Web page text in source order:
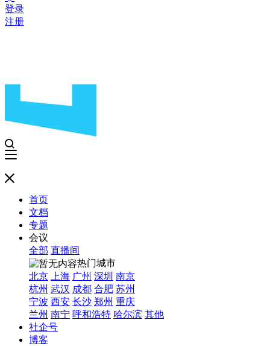
登录
注册
首页
文档
专题
会议
全部 直播间
热门城市
北京
上海 广州 深圳 南京
杭州 武汉 成都 合肥 苏州
宁波 西安 长沙 郑州 重庆
兰州 南宁 呼和浩特 哈尔滨 其他
社企号
博客